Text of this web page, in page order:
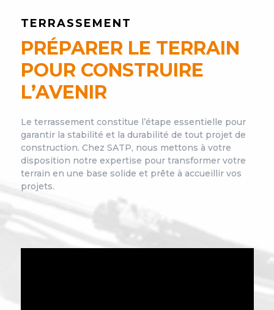
TERRASSEMENT
PRÉPARER LE TERRAIN
POUR CONSTRUIRE
L’AVENIR
Le terrassement constitue l’étape essentielle pour
garantir la stabilité et la durabilité de tout projet de
construction. Chez SATP, nous mettons à votre
disposition notre expertise pour transformer votre
terrain en une base solide et prête à accueillir vos
projets.